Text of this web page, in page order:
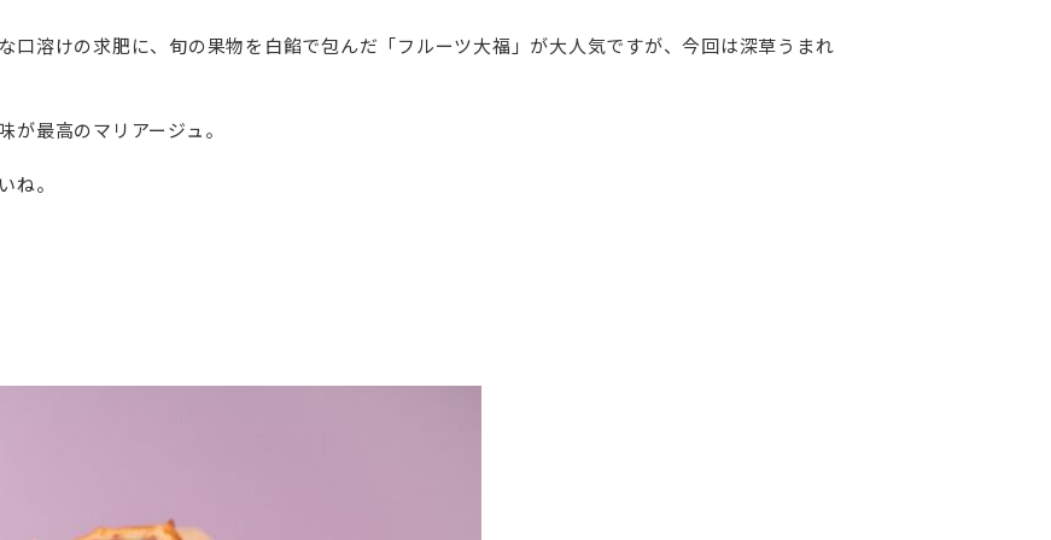
口溶けの求肥に、旬の果物を白餡で包んだ「フルーツ大福」が大人気ですが、今回は深草うまれ
最高のマリアージュ。
ね。